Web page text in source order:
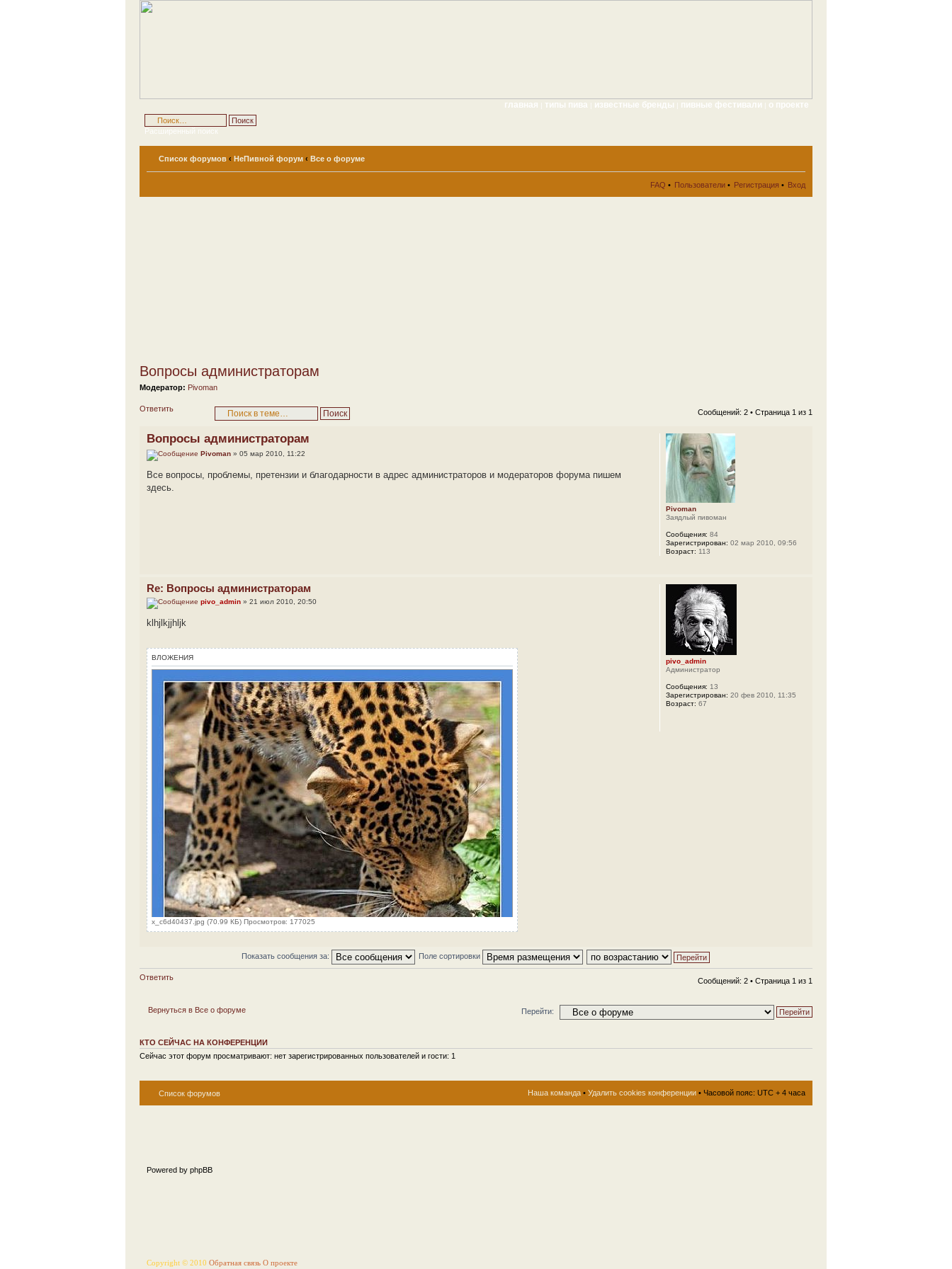
Расширенный поиск
главная типы пива известные бренды пивные фестивали о проекте
Список форумов ‹ НеПивной форум ‹ Все о форуме
FAQ • Пользователи • Регистрация • Вход
Вопросы администраторам
Модератор: Pivoman
Ответить Сообщений: 2 • Страница 1 из 1
Вопросы администраторам
Pivoman » 05 мар 2010, 11:22
Все вопросы, проблемы, претензии и благодарности в адрес администраторов и модераторов форума пишем
здесь.
Pivoman
Заядлый пивоман
Сообщения: 84
Зарегистрирован: 02 мар 2010, 09:56
Возраст: 113
Re: Вопросы администраторам
pivo_admin » 21 июл 2010, 20:50
klhjlkjjhljk
ВЛОЖЕНИЯ
x_c6d40437.jpg (70.99 КБ) Просмотров: 177025
pivo_admin
Администратор
Сообщения: 13
Зарегистрирован: 20 фев 2010, 11:35
Возраст: 67
Показать сообщения за: Поле сортировки
Ответить Сообщений: 2 • Страница 1 из 1
Вернуться в Все о форуме Перейти:
КТО СЕЙЧАС НА КОНФЕРЕНЦИИ
Сейчас этот форум просматривают: нет зарегистрированных пользователей и гости: 1
Список форумов Наша команда • Удалить cookies конференции • Часовой пояс: UTC + 4 часа
Powered by phpBB
Copyright © 2010 Обратная связь О проекте